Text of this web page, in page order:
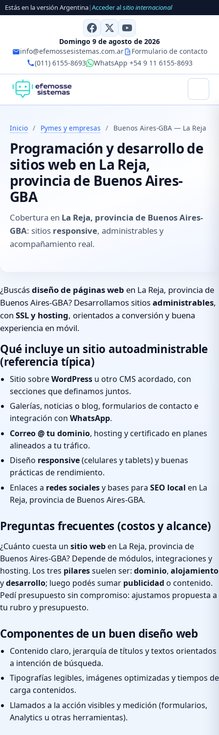
Estás en la versión Argentina|Acceder alsitio internacional
Domingo 9 de agosto de 2026
info@efemossesistemas.com.ar
Formulario de contacto
(011) 6155-8693
WhatsApp +54 9 11 6155-8693
Inicio / Pymes y empresas / Buenos Aires-GBA — La Reja
Programación y desarrollo de
sitios web en La Reja,
provincia de Buenos Aires-
GBA
Cobertura en La Reja, provincia de Buenos Aires-
GBA: sitios responsive, administrables y
acompañamiento real.
¿Buscásdiseño de páginas web en La Reja, provincia de
Buenos Aires-GBA? Desarrollamos sitiosadministrables,
con SSL y hosting, orientados a conversión y buena
experiencia en móvil.
Qué incluye un sitio autoadministrable
(referencia típica)
Sitio sobreWordPress u otro CMS acordado, con
secciones que definamos juntos.
Galerías, noticias o blog, formularios de contacto e
integración con WhatsApp.
Correo @ tu dominio, hosting y certificado en planes
alineados a tu tráfico.
Diseño responsive(celulares y tablets) y buenas
prácticas de rendimiento.
Enlaces a redes socialesy bases para SEO local en La
Reja, provincia de Buenos Aires-GBA.
Preguntas frecuentes (costos y alcance)
¿Cuánto cuesta un sitio weben La Reja, provincia de
Buenos Aires-GBA? Depende de módulos, integraciones y
hosting. Los tres pilaressuelen ser: dominio, alojamiento
ydesarrollo; luego podés sumar publicidad o contenido.
Pedí presupuesto sin compromiso: ajustamos propuesta a
tu rubro y presupuesto.
Componentes de un buen diseño web
Contenido claro, jerarquía de títulos y textos orientados
a intención de búsqueda.
Tipografías legibles, imágenes optimizadas y tiempos de
carga contenidos.
Llamados a la acción visibles y medición (formularios,
Analytics u otras herramientas).